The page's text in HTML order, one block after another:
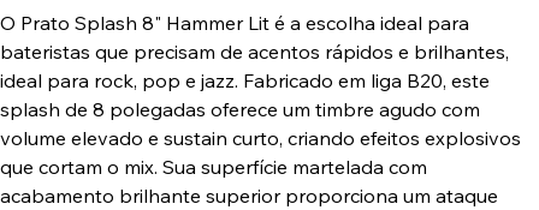
O Prato Splash 8" Hammer Lit é a escolha ideal para
bateristas que precisam de acentos rápidos e brilhantes,
ideal para rock, pop e jazz. Fabricado em liga B20, este
splash de 8 polegadas oferece um timbre agudo com
volume elevado e sustain curto, criando efeitos explosivos
que cortam o mix. Sua superfície martelada com
acabamento brilhante superior proporciona um ataque